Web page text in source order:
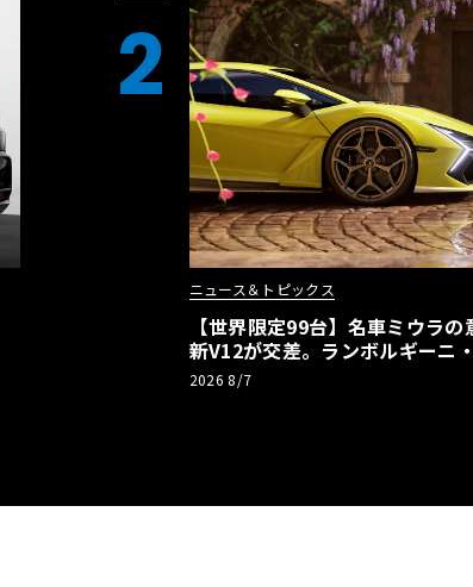
2
ニュース＆トピックス
【世界限定99台】名車ミウラ
新V12が交差。ランボルギーニ
記念車が登場
2026 8/7